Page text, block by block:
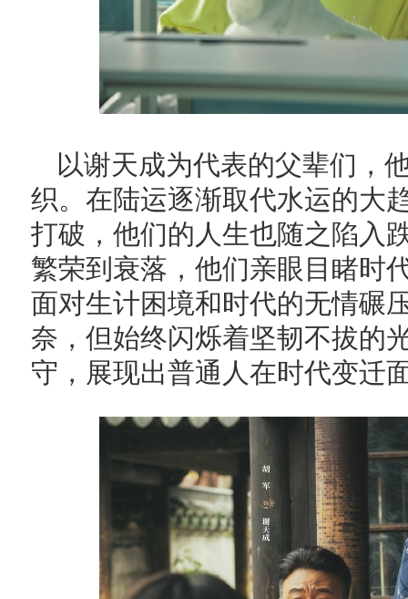
以谢天成为代表的父辈们，
织。在陆运逐渐取代水运的大
打破，他们的人生也随之陷入
繁荣到衰落，他们亲眼目睹时
面对生计困境和时代的无情碾
奈，但始终闪烁着坚韧不拔的
守，展现出普通人在时代变迁